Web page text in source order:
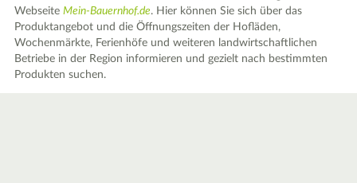
WebseiteMein-Bauernhof.de. Hier können Sie sich über das
Produktangebot und die Öffnungszeiten der Hofläden,
Wochenmärkte, Ferienhöfe und weiteren landwirtschaftlichen
Betriebe in der Region informieren und gezielt nach bestimmten
Produkten suchen.